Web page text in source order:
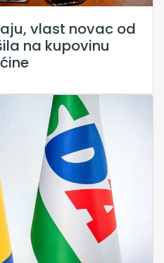
vlast novac od
na kupovinu